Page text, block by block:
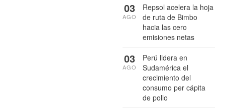
Repsol acelera la hoja
de ruta de Bimbo
hacia las cero
emisiones netas
03
AGO
Perú lidera en
Sudamérica el
crecimiento del
consumo per cápita
de pollo
03
AGO